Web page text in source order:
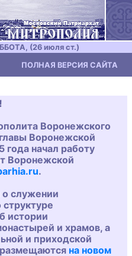
(26 июля ст.)
ПОЛНАЯ ВЕРСИЯ САЙТА
Воронежского
Воронежской
года начал работу
Воронежской
.
служении
истории
и храмов, а
и приходской
на новом